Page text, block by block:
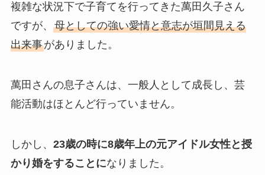
複雑な状況下で子育てを行ってきた萬田久子さん
ですが、 母としての強い愛情と意志が垣間見える
出来事がありました。
萬田さんの息子さんは、一般人として成長し、芸
能活動はほとんど行っていません。
しかし、 23歳の時に8歳年上の元アイドル女性と授
かり婚をすることになりました。